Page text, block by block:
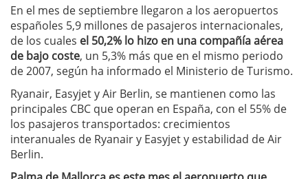
En el mes de septiembre llegaron a los aeropuertos
españoles 5,9 millones de pasajeros internacionales,
de los cuales el 50,2% lo hizo en una compañía aérea
de bajo coste, un 5,3% más que en el mismo periodo
de 2007, según ha informado el Ministerio de Turismo.
Ryanair, Easyjet y Air Berlin, se mantienen como las
principales CBC que operan en España, con el 55% de
los pasajeros transportados: crecimientos
interanuales de Ryanair y Easyjet y estabilidad de Air
Berlin.